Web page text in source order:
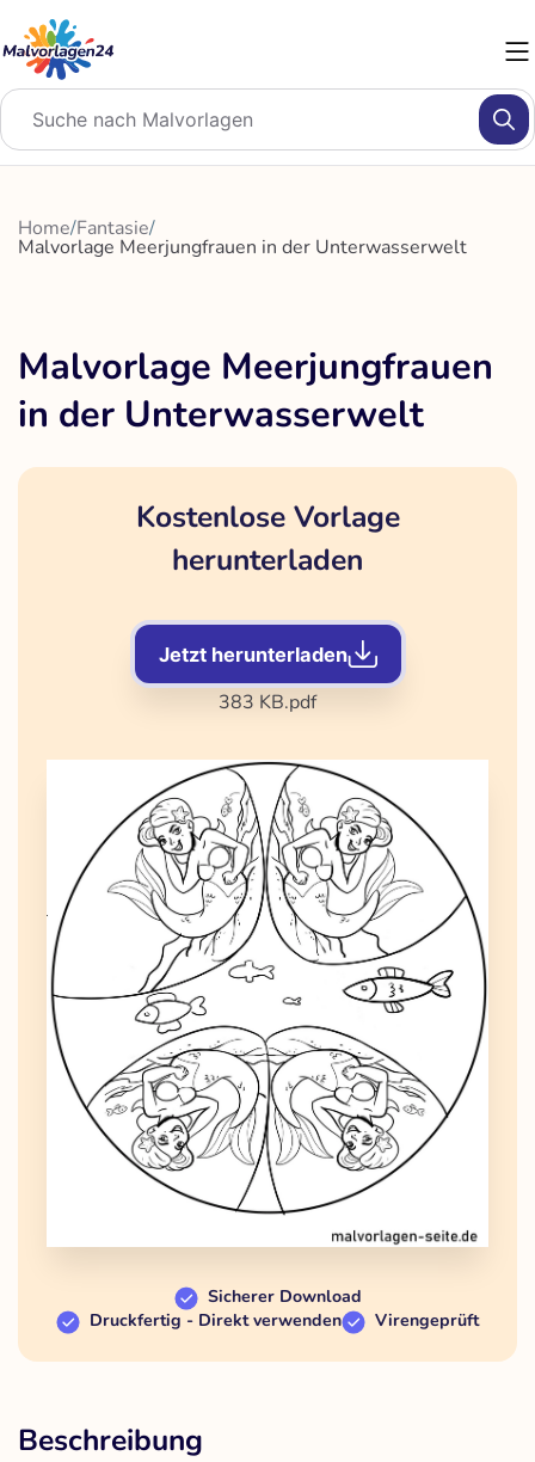
Inhalt
springen
Home/Fantasie/
Malvorlage Meerjungfrauen in der Unterwasserwelt
Malvorlage Meerjungfrauen
in der Unterwasserwelt
Kostenlose Vorlage
herunterladen
Jetzt herunterladen
383 KB.pdf
Sicherer Download
Druckfertig - Direkt verwenden
Virengeprüft
Beschreibung